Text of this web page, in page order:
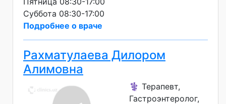
Суббота 08:30-17:00
Подробнее о враче
Рахматулаева Дилором
Алимовна
⚕️ Терапевт,
Гастроэнтеролог,